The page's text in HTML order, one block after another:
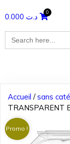
د.ت
Search
for:
Accueil /sans
TRANSPARENT
Promo !